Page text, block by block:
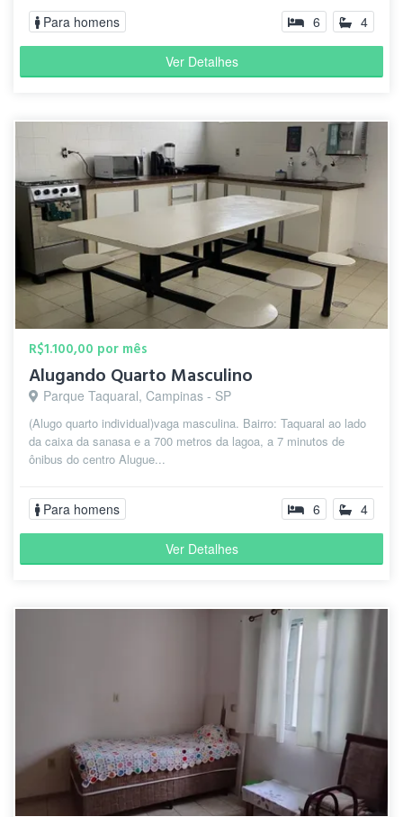
Para homens 6 4
Ver Detalhes
R$1.100,00 por mês
Alugando Quarto Masculino
Parque Taquaral, Campinas - SP
(Alugo quarto individual)vaga masculina. Bairro: Taquaral ao lado
da caixa da sanasa e a 700 metros da lagoa, a 7 minutos de
ônibus do centro Alugue...
Para homens 6 4
Ver Detalhes